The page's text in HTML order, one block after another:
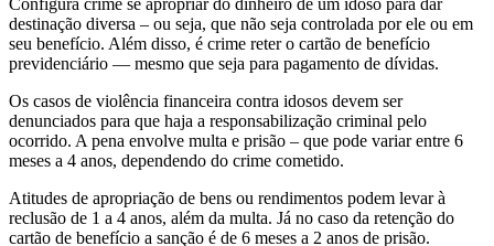
destinação diversa – ou seja, que não seja controlada por ele ou em
seu benefício. Além disso, é crime reter o cartão de benefício
previdenciário — mesmo que seja para pagamento de dívidas.
Os casos de violência financeira contra idosos devem ser
denunciados para que haja a responsabilização criminal pelo
ocorrido. A pena envolve multa e prisão – que pode variar entre 6
meses a 4 anos, dependendo do crime cometido.
Atitudes de apropriação de bens ou rendimentos podem levar à
reclusão de 1 a 4 anos, além da multa. Já no caso da retenção do
cartão de benefício a sanção é de 6 meses a 2 anos de prisão.